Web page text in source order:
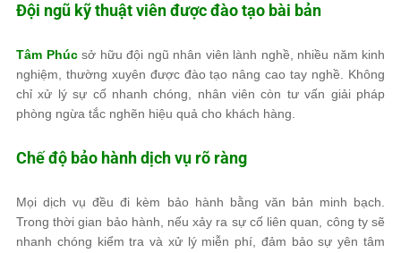
Đội ngũ kỹ thuật viên được đào tạo bài bản
Tâm Phúcsở hữu đội ngũ nhân viên lành nghề, nhiều năm kinh
nghiệm, thường xuyên được đào tạo nâng cao tay nghề. Không
chỉ xử lý sự cố nhanh chóng, nhân viên còn tư vấn giải pháp
phòng ngừa tắc nghẽn hiệu quả cho khách hàng.
Chế độ bảo hành dịch vụ rõ ràng
Mọi dịch vụ đều đi kèm bảo hành bằng văn bản minh bạch.
Trong thời gian bảo hành, nếu xảy ra sự cố liên quan, công ty sẽ
nhanh chóng kiểm tra và xử lý miễn phí, đảm bảo sự yên tâm